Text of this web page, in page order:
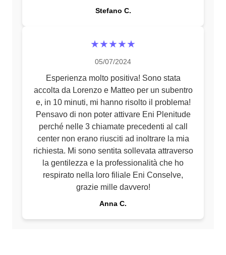
Stefano C.
★★★★★
05/07/2024
Esperienza molto positiva! Sono stata
accolta da Lorenzo e Matteo per un subentro
e, in 10 minuti, mi hanno risolto il problema!
Pensavo di non poter attivare Eni Plenitude
perché nelle 3 chiamate precedenti al call
center non erano riusciti ad inoltrare la mia
richiesta. Mi sono sentita sollevata attraverso
la gentilezza e la professionalità che ho
respirato nella loro filiale Eni Conselve,
grazie mille davvero!
Anna C.